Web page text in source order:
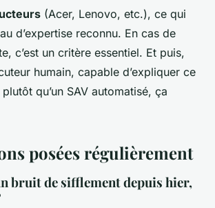
(Acer, Lenovo, etc.), ce qui
d’expertise reconnu. En cas de
c’est un critère essentiel. Et puis,
humain, capable d’expliquer ce
qu’un SAV automatisé, ça
posées régulièrement
bruit de sifflement depuis hier,